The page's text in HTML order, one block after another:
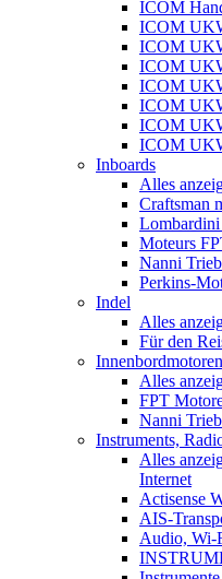
ICOM
ICOM
ICOM
ICOM
ICOM
ICOM
ICOM
ICOM
Inboards
Alles
Craftsman
Moteurs
Nanni
Perkins-
Indel
Alles
Für den
Innenbordmotoren
Alles
FPT
Nanni
Instruments,
Alles
Internet
Actisense
AIS-
Audio, Wi-